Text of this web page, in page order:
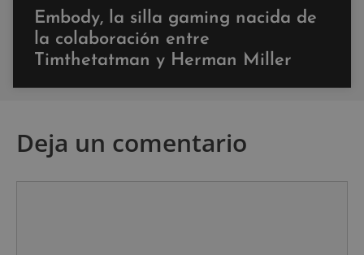
Embody, la silla gaming nacida de
la colaboración entre
Timthetatman y Herman Miller
Deja un comentario